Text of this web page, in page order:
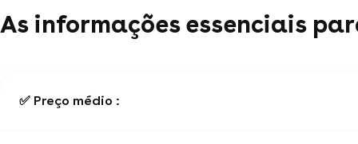
As informações essenciais
✅ Preço médio :